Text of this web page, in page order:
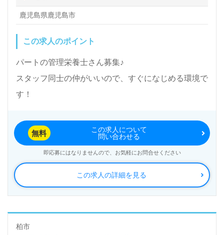
鹿児島県鹿児島市
この求人のポイント
パートの管理栄養士さん募集♪
スタッフ同士の仲がいいので、すぐになじめる環境で
す！
この求人の詳細を見る
無料
この求人について
問い合わせる
即応募にはなりませんので、お気軽にお問合せください
柏市